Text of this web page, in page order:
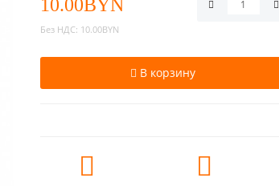
10.00BYN
Без НДС: 10.00BYN
В корзину